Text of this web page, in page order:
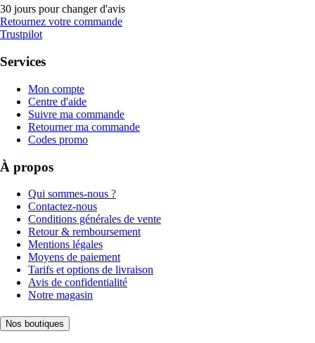
30 jours pour changer d'avis
Retournez votre commande
Trustpilot
Services
Mon compte
Centre d'aide
Suivre ma commande
Retourner ma commande
Codes promo
À propos
Qui sommes-nous ?
Contactez-nous
Conditions générales de vente
Retour & remboursement
Mentions légales
Moyens de paiement
Tarifs et options de livraison
Avis de confidentialité
Notre magasin
Nos boutiques